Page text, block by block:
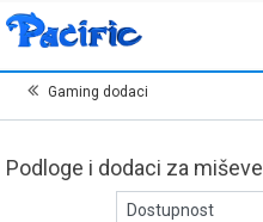
Gaming dodaci
Podloge i dodaci za miševe